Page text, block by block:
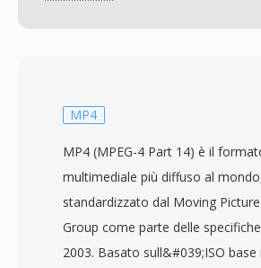
MP4
MP4 (MPEG-4 Part 14) è il
multimediale più diffuso al
standardizzato dal Moving
Group come parte delle
2003. Basato sull&#039;ISO base